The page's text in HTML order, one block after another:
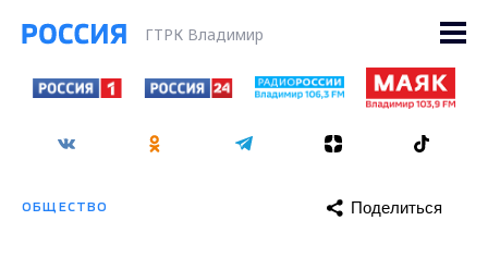
ГТРК Владимир
ОБЩЕСТВО Поделиться